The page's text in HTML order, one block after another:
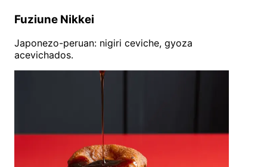
Fuziune Nikkei
Japonezo-peruan: nigiri ceviche, gyoza
acevichados.